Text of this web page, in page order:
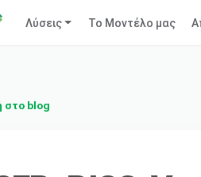
Λύσεις Το Μοντέλο μας
στο blog